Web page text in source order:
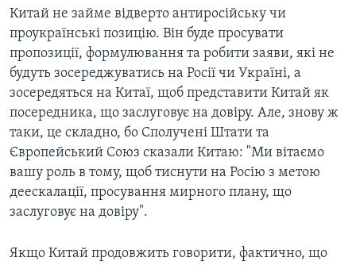
Китай не займе відверто антиросійську чи
проукраїнські позицію. Він буде просувати
пропозиції, формулювання та робити заяви, які не
будуть зосереджуватись на Росії чи Україні, а
зосередяться на Китаї, щоб представити Китай як
посередника, що заслуговує на довіру. Але, знову ж
таки, це складно, бо Сполучені Штати та
Європейський Союз сказали Китаю: "Ми вітаємо
вашу роль в тому, щоб тиснути на Росію з метою
деескалації, просування мирного плану, що
заслуговує на довіру".
Якщо Китай продовжить говорити, фактично, що